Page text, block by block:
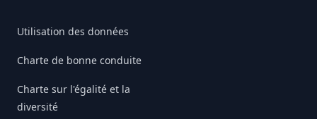
Utilisation des données
Charte de bonne conduite
Charte sur l'égalité et la
diversité